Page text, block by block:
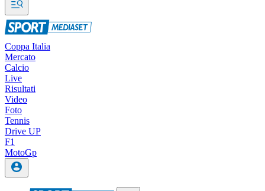
Coppa Italia
Mercato
Calcio
Live
Risultati
Video
Foto
Tennis
Drive UP
F1
MotoGp